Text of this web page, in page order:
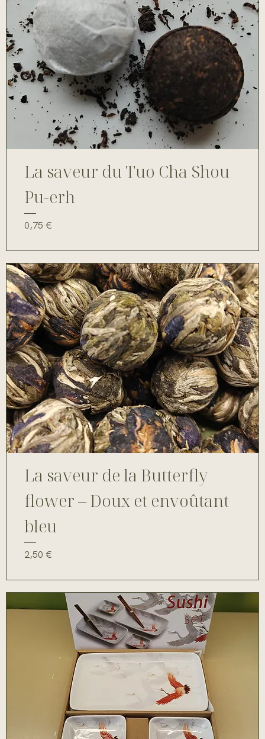
La saveur du Tuo Cha Shou
Pu-erh
Prix
0,75 €
La saveur de la Butterfly
flower – Doux et envoûtant
bleu
Prix
2,50 €